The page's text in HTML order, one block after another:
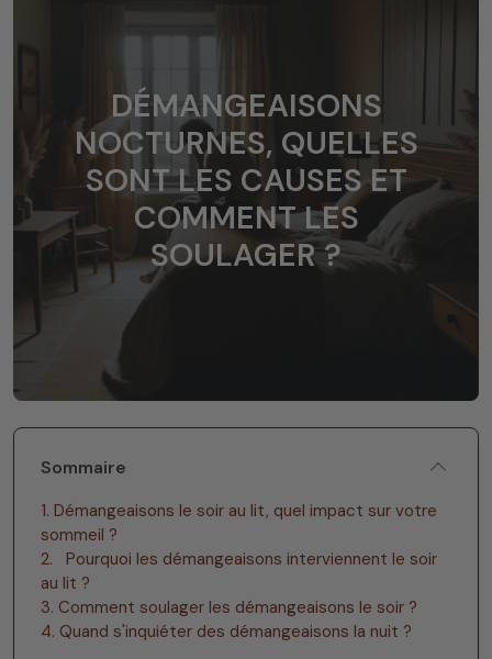
DÉMANGEAISONS
NOCTURNES, QUELLES
SONT LES CAUSES ET
COMMENT LES
SOULAGER ?
Sommaire
1. Démangeaisons le soir au lit, quel impact sur votre
sommeil ?
2. Pourquoi les démangeaisons interviennent le soir
au lit ?
3. Comment soulager les démangeaisons le soir ?
4. Quand s'inquiéter des démangeaisons la nuit ?